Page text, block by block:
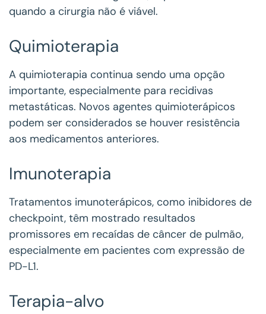
quando a cirurgia não é viável.
Quimioterapia
A quimioterapia continua sendo uma opção
importante, especialmente para recidivas
metastáticas. Novos agentes quimioterápicos
podem ser considerados se houver resistência
aos medicamentos anteriores.
Imunoterapia
Tratamentos imunoterápicos, como inibidores de
checkpoint, têm mostrado resultados
promissores em recaídas de câncer de pulmão,
especialmente em pacientes com expressão de
PD-L1.
Terapia-alvo